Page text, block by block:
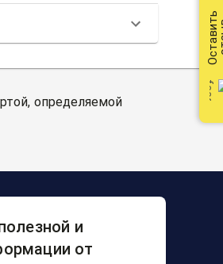
определяемой
и
от
Оставить